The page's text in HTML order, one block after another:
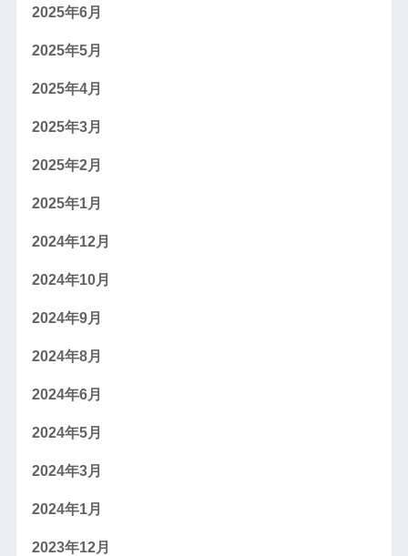
2025年6月
2025年5月
2025年4月
2025年3月
2025年2月
2025年1月
2024年12月
2024年10月
2024年9月
2024年8月
2024年6月
2024年5月
2024年3月
2024年1月
2023年12月